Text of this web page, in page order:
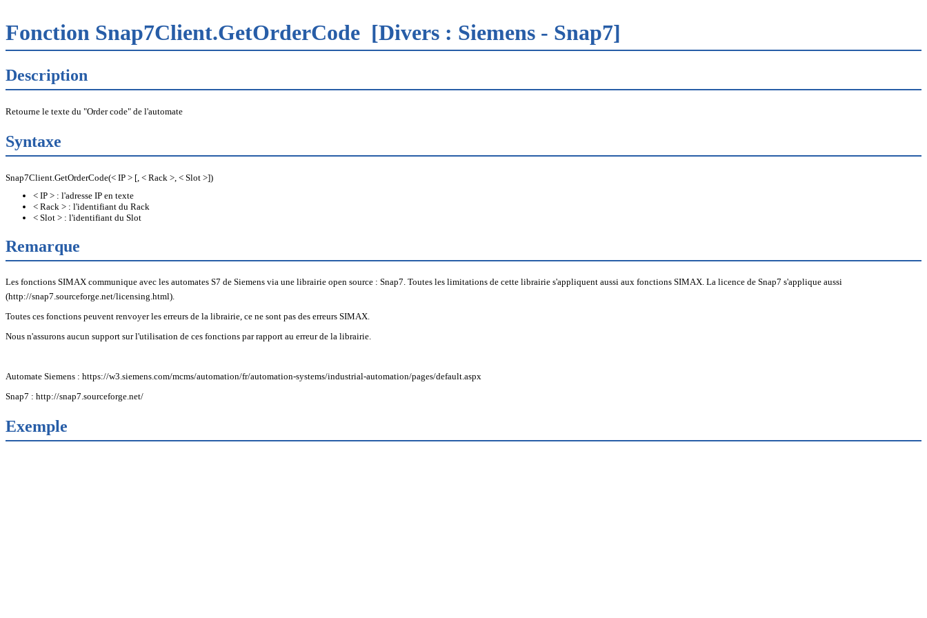
Fonction Snap7Client.GetOrderCode [Divers : Siemens - Snap7]
Description
Retourne le texte du "Order code" de l'automate
Syntaxe
Snap7Client.GetOrderCode(< IP > [, < Rack >, < Slot >])
< IP > : l'adresse IP en texte
< Rack > : l'identifiant du Rack
< Slot > : l'identifiant du Slot
Remarque
Les fonctions SIMAX communique avec les automates S7 de Siemens via une librairie open source : Snap7. Toutes les limitations de cette librairie s'appliquent aussi aux fonctions SIMAX. La licence de Snap7 s'applique aussi
(http://snap7.sourceforge.net/licensing.html).
Toutes ces fonctions peuvent renvoyer les erreurs de la librairie, ce ne sont pas des erreurs SIMAX.
Nous n'assurons aucun support sur l'utilisation de ces fonctions par rapport au erreur de la librairie.
Automate Siemens : https://w3.siemens.com/mcms/automation/fr/automation-systems/industrial-automation/pages/default.aspx
Snap7 : http://snap7.sourceforge.net/
Exemple